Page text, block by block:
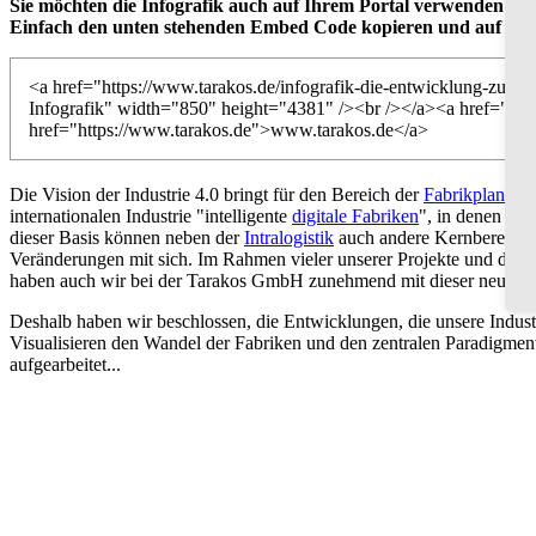
Sie möchten die Infografik auch auf Ihrem Portal verwenden?
Einfach den unten stehenden Embed Code kopieren und auf der
<a href="https://www.tarakos.de/infografik-die-entwicklung-zur-
Infografik" width="850" height="4381" /><br /></a><a
href="https://www.tarakos.de">www.tarakos.de</a>
Die Vision der Industrie 4.0 bringt für den Bereich der
internationalen Industrie "intelligente digitale Fabriken", in denen die
dieser Basis können neben derIntralogistik auch andere
Veränderungen mit sich. Im Rahmen vieler unserer Projekte und
haben auch wir bei der Tarakos GmbH zunehmend mit dieser neuen
Deshalb haben wir beschlossen, die Entwicklungen, die unsere
Visualisieren den Wandel der Fabriken und den zentralen
aufgearbeitet...